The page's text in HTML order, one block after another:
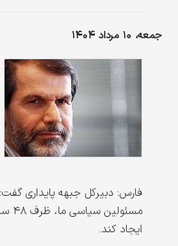
جمعه، ۱۰ مرداد ۱۴۰۴
فارس: دبیرکل جبهه پایداری
ایجاد کند.